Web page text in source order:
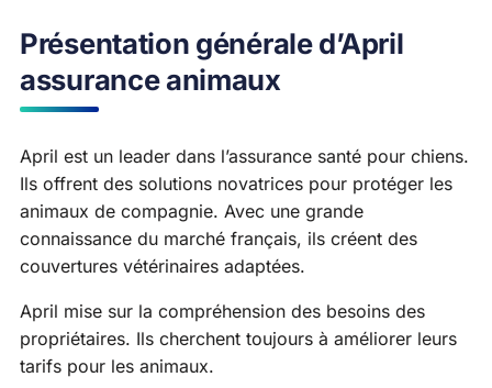
Présentation générale d’April
assurance animaux
April est un leader dans l’assurance santé pour chiens.
Ils offrent des solutions novatrices pour protéger les
animaux de compagnie. Avec une grande
connaissance du marché français, ils créent des
couvertures vétérinaires adaptées.
April mise sur la compréhension des besoins des
propriétaires. Ils cherchent toujours à améliorer leurs
tarifs pour les animaux.